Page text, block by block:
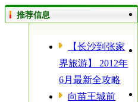
推荐信息
【长沙到张家
界旅游】 2012年
6月最新全攻略
向苗王城前